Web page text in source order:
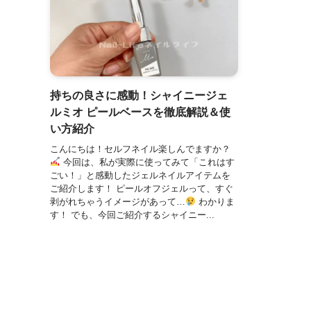
持ちの良さに感動！シャイニージェ
ルミオ ピールベースを徹底解説＆使
い方紹介
こんにちは！セルフネイル楽しんでますか？
今回は、私が実際に使ってみて「これはす
ごい！」と感動したジェルネイルアイテムを
ご紹介します！ ピールオフジェルって、すぐ
剥がれちゃうイメージがあって…
わかりま
す！ でも、今回ご紹介するシャイニー...